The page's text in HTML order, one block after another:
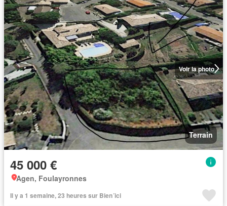
Voir la photo
Terrain
45 000 €
Agen, Foulayronnes
Il y a 1 semaine, 23 heures sur Bien´ici